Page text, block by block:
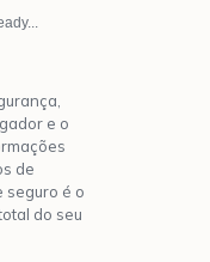
e o
de
seguro é o
do seu